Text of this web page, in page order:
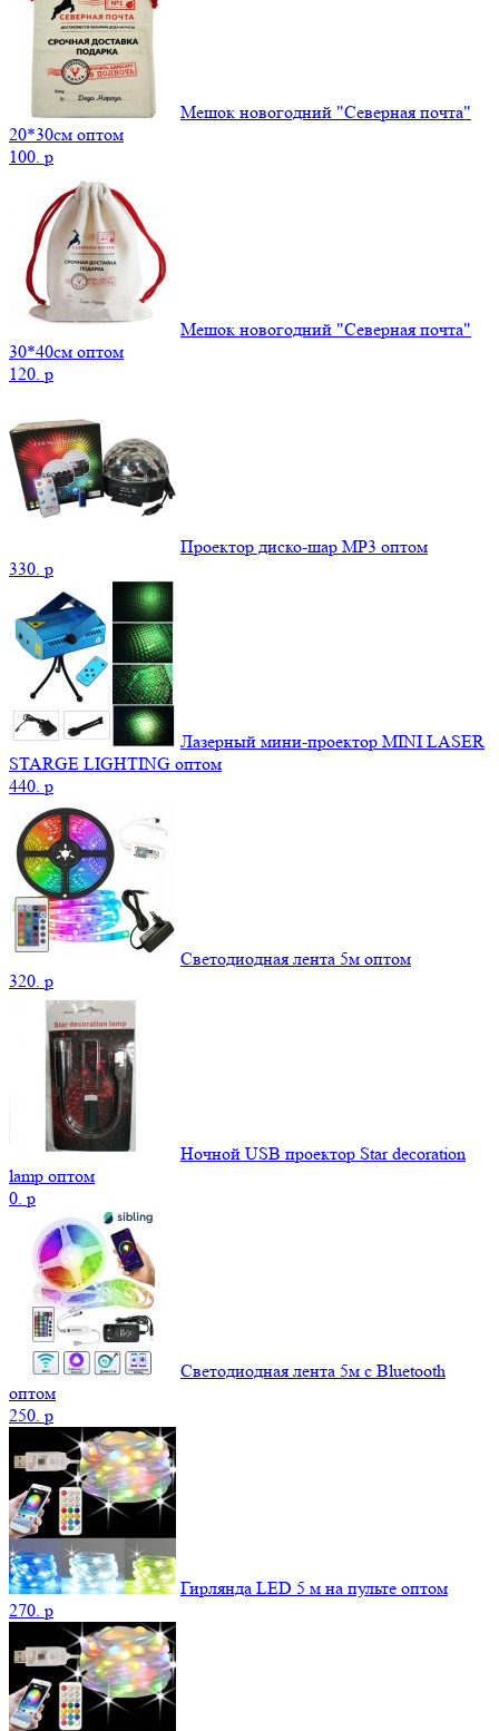
Мешок новогодний "Северная почта"
20*30см оптом
100. p
Мешок новогодний "Северная почта"
30*40см оптом
120. p
Проектор диско-шар MP3 оптом
330. p
Лазерный мини-проектор MINI LASER
STARGE LIGHTING оптом
440. p
Светодиодная лента 5м оптом
320. p
Ночной USB проектор Star decoration
lamp оптом
0. p
Светодиодная лента 5м с Bluetooth
оптом
250. p
Гирлянда LED 5 м на пульте оптом
270. p